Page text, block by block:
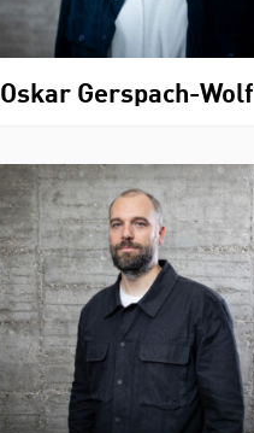
Oskar Gerspach-Wolf